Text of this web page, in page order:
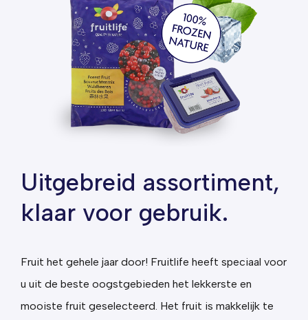
Uitgebreid assortiment,
klaar voor gebruik.
Fruit het gehele jaar door! Fruitlife heeft speciaal voor
u uit de beste oogstgebieden het lekkerste en
mooiste fruit geselecteerd. Het fruit is makkelijk te